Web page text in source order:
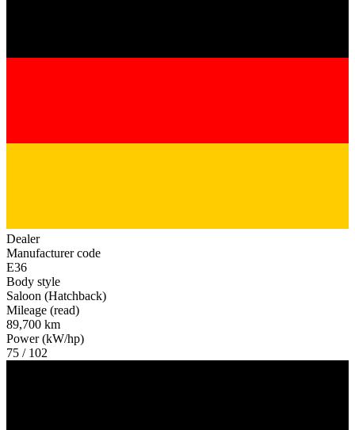
Dealer
Manufacturer code
E36
Body style
Saloon (Hatchback)
Mileage (read)
89,700 km
Power (kW/hp)
75 / 102